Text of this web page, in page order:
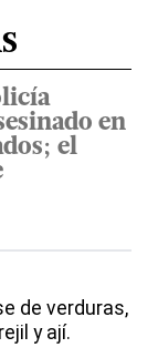
en
el
de verduras,
y ají.